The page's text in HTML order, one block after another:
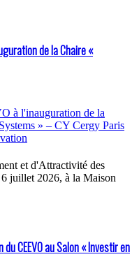
de la Chaire «
et d'Attractivité des
juillet 2026, à la Maison
CEEVO au Salon « Investir en